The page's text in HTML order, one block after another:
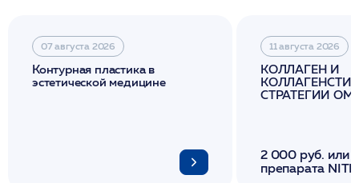
07 августа 2026
Контурная пластика в
эстетической медицине
11 августа 2026
КОЛЛАГЕН И
СТРАТЕГИИ
2 000 руб. или
препарата